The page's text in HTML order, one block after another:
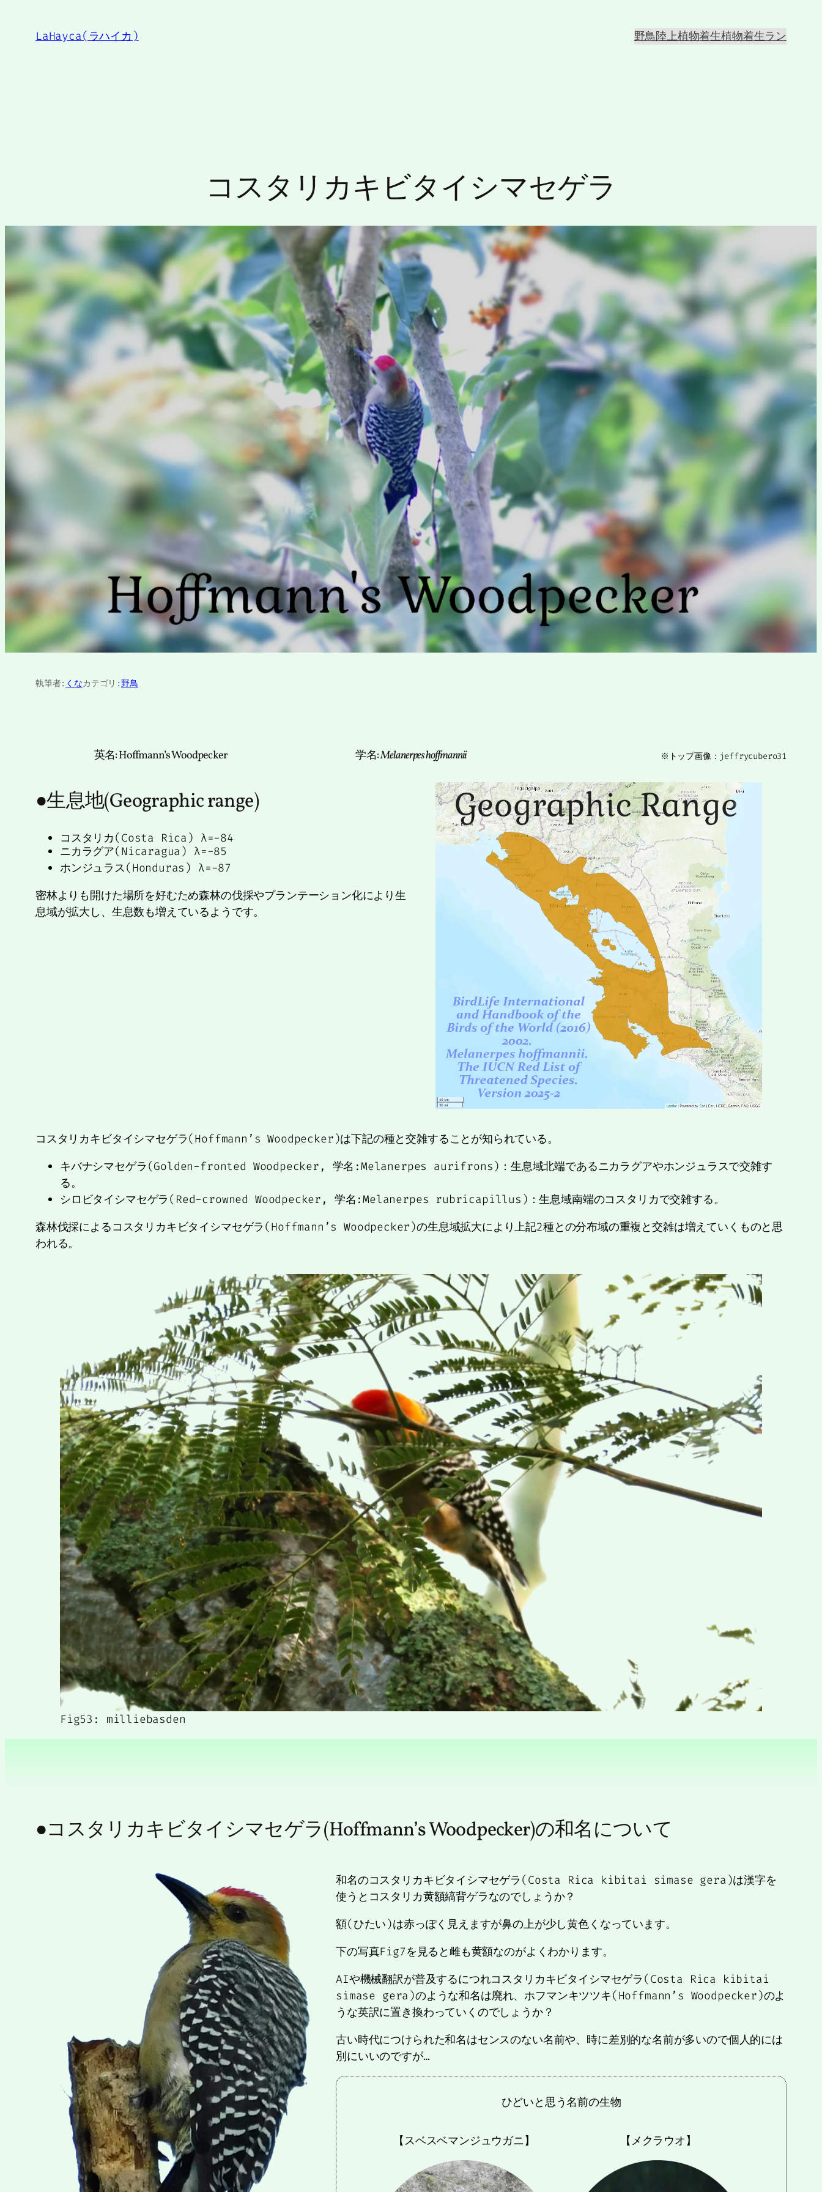
LaHayca(ラハイカ) 野鳥陸上植物着生植物着生ラン
コスタリカキビタイシマセゲラ
執筆者: くなカテゴリ:野鳥
英名: Hoffmann’s Woodpecker 学名:Melanerpes hoffmannii ※トップ画像：jeffrycubero31
●生息地(Geographic range)
コスタリカ(Costa Rica) λ=-84
ニカラグア(Nicaragua) λ=-85
ホンジュラス(Honduras) λ=-87
密林よりも開けた場所を好むため森林の伐採やプランテーション化により生
息域が拡大し、生息数も増えているようです。
コスタリカキビタイシマセゲラ(Hoffmann’s Woodpecker)は下記の種と交雑することが知られている。
キバナシマセゲラ(Golden-fronted Woodpecker, 学名:Melanerpes aurifrons)：生息域北端であるニカラグアやホンジュラスで交雑す
る。
シロビタイシマセゲラ(Red-crowned Woodpecker, 学名:Melanerpes rubricapillus)：生息域南端のコスタリカで交雑する。
森林伐採によるコスタリカキビタイシマセゲラ(Hoffmann’s Woodpecker)の生息域拡大により上記2種との分布域の重複と交雑は増えていくものと思
われる。
Fig53: milliebasden
●コスタリカキビタイシマセゲラ(Hoffmann’s Woodpecker)の和名について
和名のコスタリカキビタイシマセゲラ(Costa Rica kibitai simase gera)は漢字を
使うとコスタリカ黄額縞背ゲラなのでしょうか？
額(ひたい)は赤っぽく見えますが鼻の上が少し黄色くなっています。
下の写真Fig7を見ると雌も黄額なのがよくわかります。
AIや機械翻訳が普及するにつれコスタリカキビタイシマセゲラ(Costa Rica kibitai
simase gera)のような和名は廃れ、ホフマンキツツキ(Hoffmann’s Woodpecker)のよ
うな英訳に置き換わっていくのでしょうか？
古い時代につけられた和名はセンスのない名前や、時に差別的な名前が多いので個人的には
別にいいのですが…
ひどいと思う名前の生物
【スベスベマンジュウガニ】 【メクラウオ】